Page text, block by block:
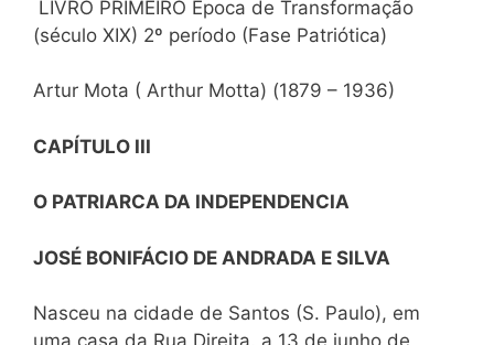
LIVRO PRIMEIRO Época de Transformação
(século XIX) 2º período (Fase Patriótica)
Artur Mota ( Arthur Motta) (1879 – 1936)
CAPÍTULO III
O PATRIARCA DA INDEPENDENCIA
JOSÉ BONIFÁCIO DE ANDRADA E SILVA
Nasceu na cidade de Santos (S. Paulo), em
uma casa da Rua Direita, a 13 de junho de